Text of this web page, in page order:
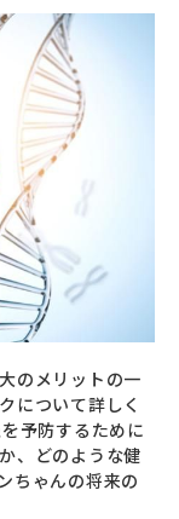
のメリットの一
について詳しく
予防するために
、どのような健
ちゃんの将来の